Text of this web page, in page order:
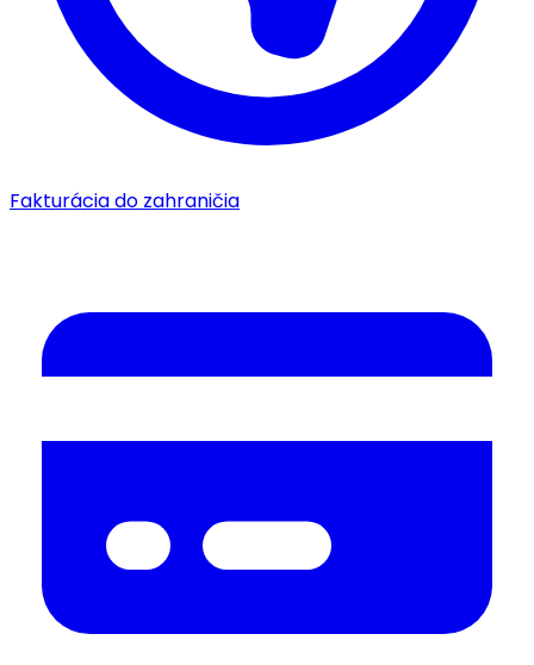
Fakturácia do zahraničia